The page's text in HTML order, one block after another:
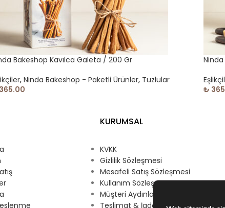
Bakeshop Kavılca Galeta / 200 Gr
, Ninda Bakeshop - Paketli Ürünler, Tuzlular
365.00
₺
KURUMSAL
KVKK
Gizlilik Sözleşmesi
Mesafeli Satış Sözleşmesi
Kullanım Sözleşmesi
Müşteri Aydınlatma Metni
Teslimat & İade